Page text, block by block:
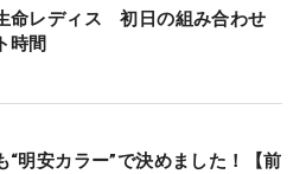
命レディス 初日の組み合わせ
時間
“明安カラー”で決めました！【前